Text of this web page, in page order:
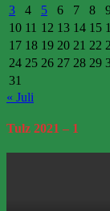
3
4 5 6 7 8
10 11 12 13 14 15
17 18 19 20 21 22
24 25 26 27 28 29
31
« Juli
Tulz 2021 – 1